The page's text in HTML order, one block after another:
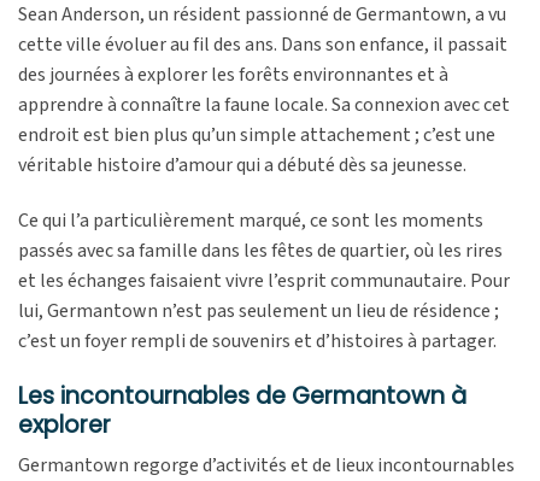
Sean Anderson, un résident passionné de Germantown, a vu
cette ville évoluer au fil des ans. Dans son enfance, il passait
des journées à explorer les forêts environnantes et à
apprendre à connaître la faune locale. Sa connexion avec cet
endroit est bien plus qu’un simple attachement ; c’est une
véritable histoire d’amour qui a débuté dès sa jeunesse.
Ce qui l’a particulièrement marqué, ce sont les moments
passés avec sa famille dans les fêtes de quartier, où les rires
et les échanges faisaient vivre l’esprit communautaire. Pour
lui, Germantown n’est pas seulement un lieu de résidence ;
c’est un foyer rempli de souvenirs et d’histoires à partager.
Les incontournables de Germantown à
explorer
Germantown regorge d’activités et de lieux incontournables